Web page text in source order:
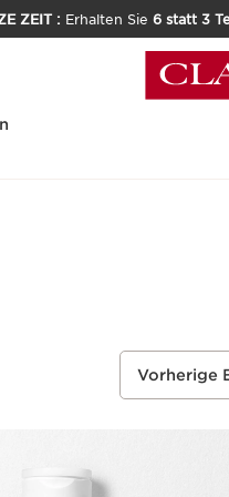
ZEIT : Erhalten Sie 6 statt 3
Vorherige